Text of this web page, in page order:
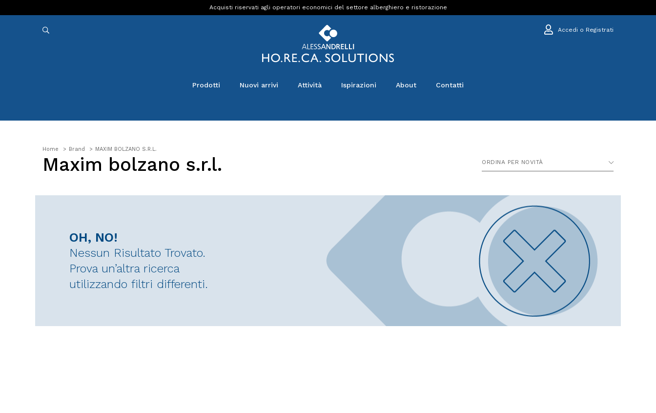
Acquisti riservati agli operatori economici del settore alberghiero e ristorazione
Accedi o Registrati
Prodotti Nuovi arrivi Attività Ispirazioni About Contatti
Home Brand MAXIM BOLZANO S.R.L.
Maxim bolzano s.r.l. ORDINA PER NOVITÀ
OH, NO!
Nessun Risultato Trovato.
Prova un’altra ricerca
utilizzando filtri differenti.